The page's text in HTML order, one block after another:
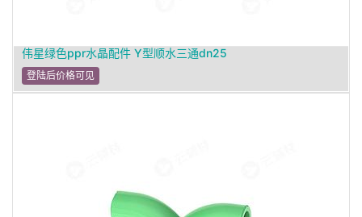
伟星绿色ppr水晶配件 Y型顺水三通dn25
登陆后价格可见